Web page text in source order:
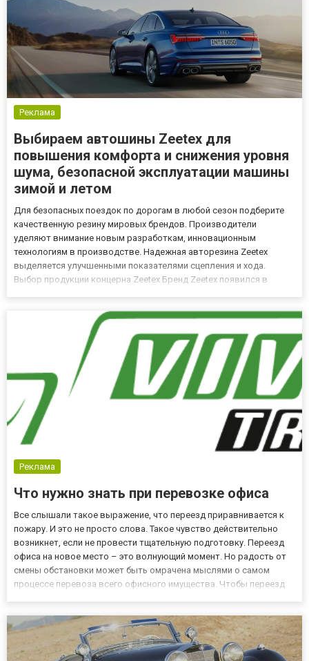
Реклама
Выбираем автошины Zeetex для
повышения комфорта и снижения уровня
шума, безопасной эксплуатации машины
зимой и летом
Для безопасных поездок по дорогам в любой сезон подберите
качественную резину мировых брендов. Производители
уделяют внимание новым разработкам, инновационным
технологиям в производстве. Надежная авторезина Zeetex
выделяется улучшенными показателями сцепления и хода.
Выбор продукции концерна Zeetex Бренд Zeetex появился в
производство синтетических добавок д...
Реклама
Что нужно знать при перевозке офиса
Все слышали такое выражение, что переезд приравнивается к
пожару. И это не просто слова. Такое чувство действительно
возникнет, если не провести тщательную подготовку. Переезд
офиса на новое место – это волнующий момент. Но радость от
смены обстановки может быть омрачена мыслями о самом
процессе перевоза всего офисного имущества. Чтобы переезд